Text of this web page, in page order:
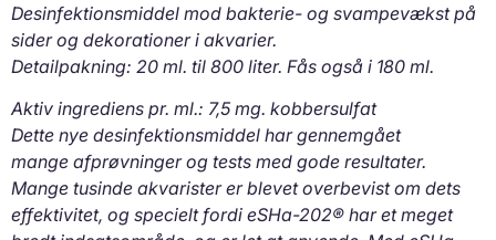
Desinfektionsmiddel mod bakterie- og svampevækst på
sider og dekorationer i akvarier.
Detailpakning: 20 ml. til 800 liter. Fås også i 180 ml.
Aktiv ingrediens pr. ml.: 7,5 mg. kobbersulfat
Dette nye desinfektionsmiddel har gennemgået
mange afprøvninger og tests med gode resultater.
Mange tusinde akvarister er blevet overbevist om dets
effektivitet, og specielt fordi eSHa-202® har et meget